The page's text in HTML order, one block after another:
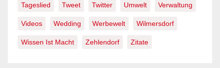
Tageslied Tweet Twitter Umwelt Verwaltung
Videos Wedding Werbewelt Wilmersdorf
Wissen Ist Macht Zehlendorf Zitate